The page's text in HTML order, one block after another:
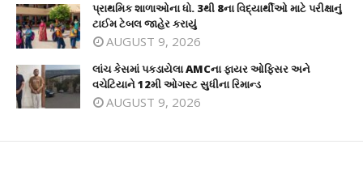
પ્રાથમિક શાળાઓના ધો. 3થી 8ના વિદ્યાર્થીઓ માટે પરીક્ષાનું
ટાઈમ ટેબલ જાહેર કરાયું
AUGUST 9, 2026
લાંચ કેસમાં પકડાયેલા AMCના ફાયર ઓફિસર અને
વચેટિયાને 12મી ઓગસ્ટ સુધીના રિમાન્ડ
AUGUST 9, 2026